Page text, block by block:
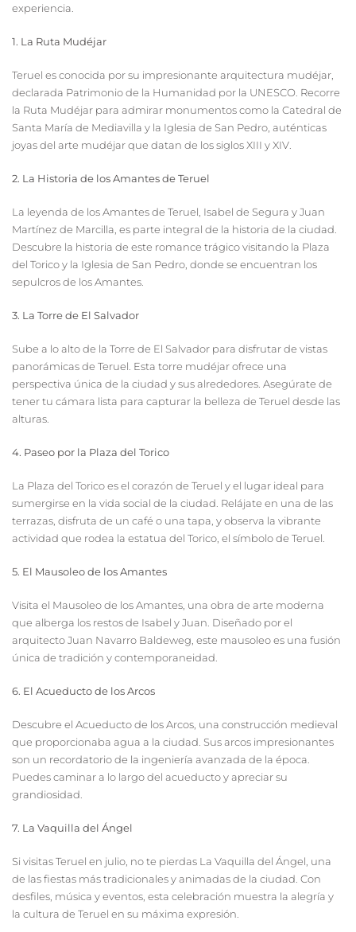
experiencia.
1. La Ruta Mudéjar
Teruel es conocida por su impresionante arquitectura mudéjar,
declarada Patrimonio de la Humanidad por la UNESCO. Recorre
la Ruta Mudéjar para admirar monumentos como la Catedral de
Santa María de Mediavilla y la Iglesia de San Pedro, auténticas
joyas del arte mudéjar que datan de los siglos XIII y XIV.
2. La Historia de los Amantes de Teruel
La leyenda de los Amantes de Teruel, Isabel de Segura y Juan
Martínez de Marcilla, es parte integral de la historia de la ciudad.
Descubre la historia de este romance trágico visitando la Plaza
del Torico y la Iglesia de San Pedro, donde se encuentran los
sepulcros de los Amantes.
3. La Torre de El Salvador
Sube a lo alto de la Torre de El Salvador para disfrutar de vistas
panorámicas de Teruel. Esta torre mudéjar ofrece una
perspectiva única de la ciudad y sus alrededores. Asegúrate de
tener tu cámara lista para capturar la belleza de Teruel desde las
alturas.
4. Paseo por la Plaza del Torico
La Plaza del Torico es el corazón de Teruel y el lugar ideal para
sumergirse en la vida social de la ciudad. Relájate en una de las
terrazas, disfruta de un café o una tapa, y observa la vibrante
actividad que rodea la estatua del Torico, el símbolo de Teruel.
5. El Mausoleo de los Amantes
Visita el Mausoleo de los Amantes, una obra de arte moderna
que alberga los restos de Isabel y Juan. Diseñado por el
arquitecto Juan Navarro Baldeweg, este mausoleo es una fusión
única de tradición y contemporaneidad.
6. El Acueducto de los Arcos
Descubre el Acueducto de los Arcos, una construcción medieval
que proporcionaba agua a la ciudad. Sus arcos impresionantes
son un recordatorio de la ingeniería avanzada de la época.
Puedes caminar a lo largo del acueducto y apreciar su
grandiosidad.
7. La Vaquilla del Ángel
Si visitas Teruel en julio, no te pierdas La Vaquilla del Ángel, una
de las fiestas más tradicionales y animadas de la ciudad. Con
desfiles, música y eventos, esta celebración muestra la alegría y
la cultura de Teruel en su máxima expresión.